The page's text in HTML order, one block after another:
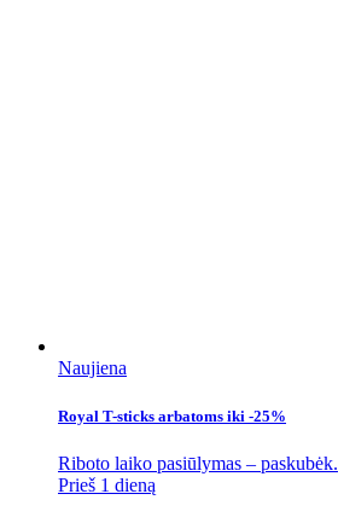
Naujiena
Royal T-sticks arbatoms iki -25%
Riboto laiko pasiūlymas – paskubėk.
Prieš 1 dieną